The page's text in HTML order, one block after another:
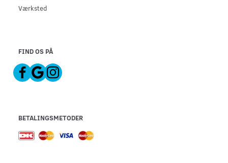
Værksted
FIND OS PÅ
BETALINGSMETODER